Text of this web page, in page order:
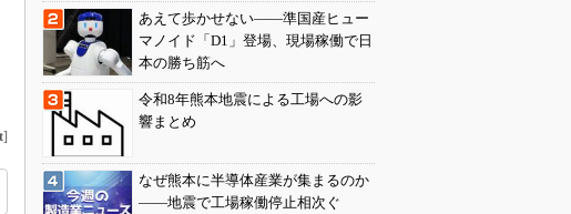
]
あえて歩かせない――準国産ヒュー
マノイド「D1」登場、現場稼働で日
本の勝ち筋へ
令和8年熊本地震による工場への影
響まとめ
なぜ熊本に半導体産業が集まるのか
――地震で工場稼働停止相次ぐ